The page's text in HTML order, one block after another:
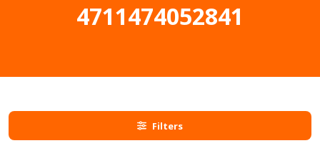
4711474052841
Filters